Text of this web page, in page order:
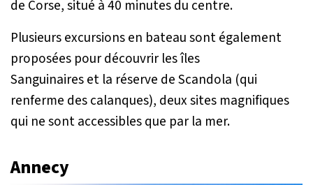
de Corse, situé à 40 minutes du centre.
Plusieurs excursions en bateau sont également
proposées pour découvrir les îles
Sanguinaires et la réserve de Scandola (qui
renferme des calanques), deux sites magnifiques
qui ne sont accessibles que par la mer.
Annecy